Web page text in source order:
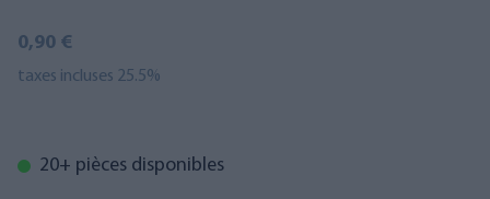
0,90 €
taxes incluses 25.5%
20+ pièces disponibles